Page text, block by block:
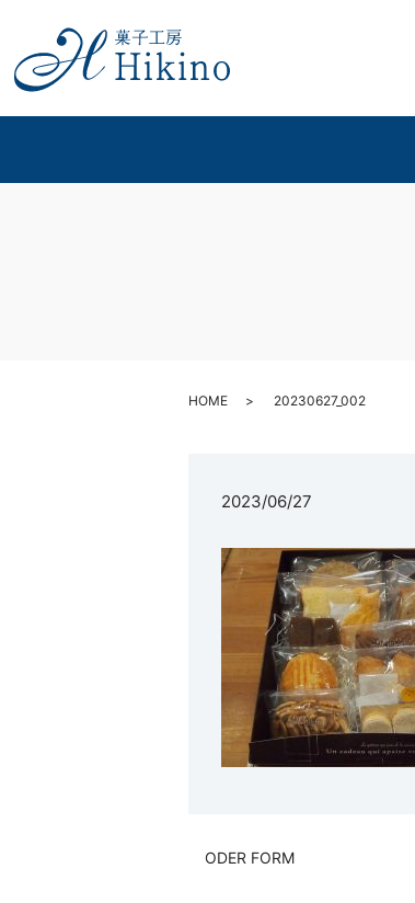
HOME 20230627_002
2023/06/27
ODER FORM